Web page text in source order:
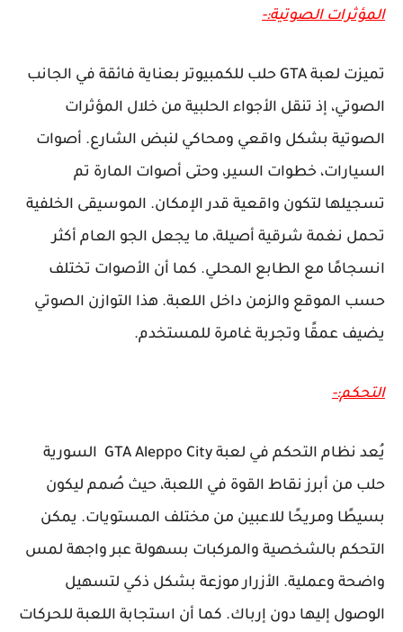
المؤثرات الصوتية:-
تميزت لعبة GTA حلب للكمبيوتر بعناية فائقة في الجانب
الصوتي، إذ تنقل الأجواء الحلبية من خلال المؤثرات
الصوتية بشكل واقعي ومحاكي لنبض الشارع. أصوات
السيارات، خطوات السير، وحتى أصوات المارة تم
تسجيلها لتكون واقعية قدر الإمكان. الموسيقى الخلفية
تحمل نغمة شرقية أصيلة، ما يجعل الجو العام أكثر
انسجامًا مع الطابع المحلي. كما أن الأصوات تختلف
حسب الموقع والزمن داخل اللعبة. هذا التوازن الصوتي
يضيف عمقًا وتجربة غامرة للمستخدم.
التحكم:-
يُعد نظام التحكم في لعبة GTA Aleppo City السورية
حلب من أبرز نقاط القوة في اللعبة، حيث صُمم ليكون
بسيطًا ومريحًا للاعبين من مختلف المستويات. يمكن
التحكم بالشخصية والمركبات بسهولة عبر واجهة لمس
واضحة وعملية. الأزرار موزعة بشكل ذكي لتسهيل
الوصول إليها دون إرباك. كما أن استجابة اللعبة للحركات